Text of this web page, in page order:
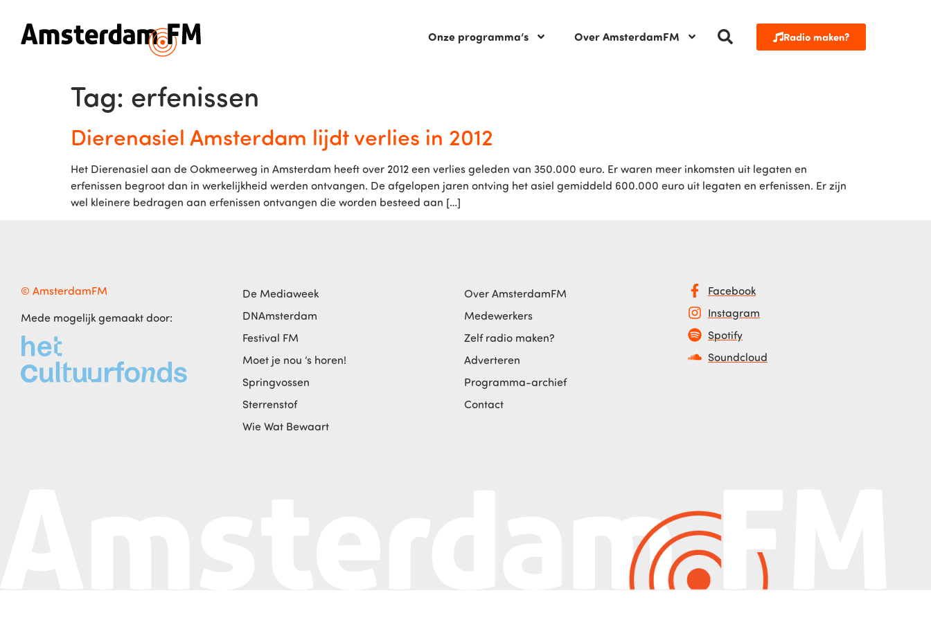
Onze programma’s Over AmsterdamFM Radio maken?
Tag: erfenissen
Dierenasiel Amsterdam lijdt verlies in 2012
Het Dierenasiel aan de Ookmeerweg in Amsterdam heeft over 2012 een verlies geleden van 350.000 euro. Er waren meer inkomsten uit legaten en
erfenissen begroot dan in werkelijkheid werden ontvangen. De afgelopen jaren ontving het asiel gemiddeld 600.000 euro uit legaten en erfenissen. Er zijn
wel kleinere bedragen aan erfenissen ontvangen die worden besteed aan […]
© AmsterdamFM
Mede mogelijk gemaakt door:
De Mediaweek
DNAmsterdam
Festival FM
Moet je nou ‘s horen!
Springvossen
Sterrenstof
Wie Wat Bewaart
Over AmsterdamFM
Medewerkers
Zelf radio maken?
Adverteren
Programma-archief
Contact
Facebook
Instagram
Spotify
Soundcloud